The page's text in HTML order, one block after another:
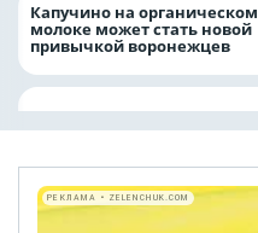
Капучино на органическом
молоке может стать новой
привычкой воронежцев
РЕКЛАМА • ZELENCHUK.COM